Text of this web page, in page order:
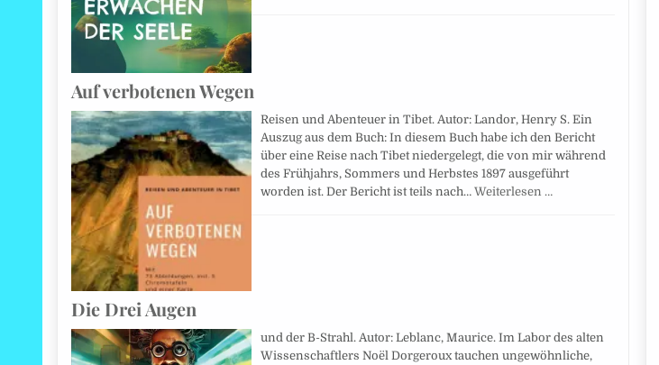
Auf verbotenen Wegen
Reisen und Abenteuer in Tibet. Autor: Landor, Henry S. Ein
Auszug aus dem Buch: In diesem Buch habe ich den Bericht
über eine Reise nach Tibet niedergelegt, die von mir während
des Frühjahrs, Sommers und Herbstes 1897 ausgeführt
worden ist. Der Bericht ist teils nach…Weiterlesen …
Die Drei Augen
und der B-Strahl. Autor: Leblanc, Maurice. Im Labor des alten
Wissenschaftlers Noël Dorgeroux tauchen ungewöhnliche,